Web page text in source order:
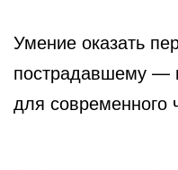
Умение оказать
пострадавшему —
для современного